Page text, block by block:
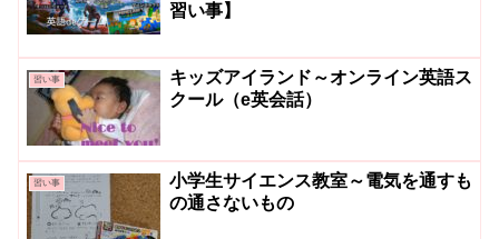
習い事】
習い事
キッズアイランド～オンライン英語ス
クール（e英会話）
習い事
小学生サイエンス教室～電気を通すも
の通さないもの